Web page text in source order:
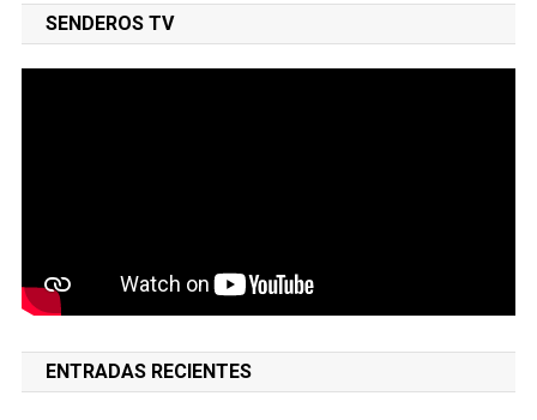
SENDEROS TV
ENTRADAS RECIENTES